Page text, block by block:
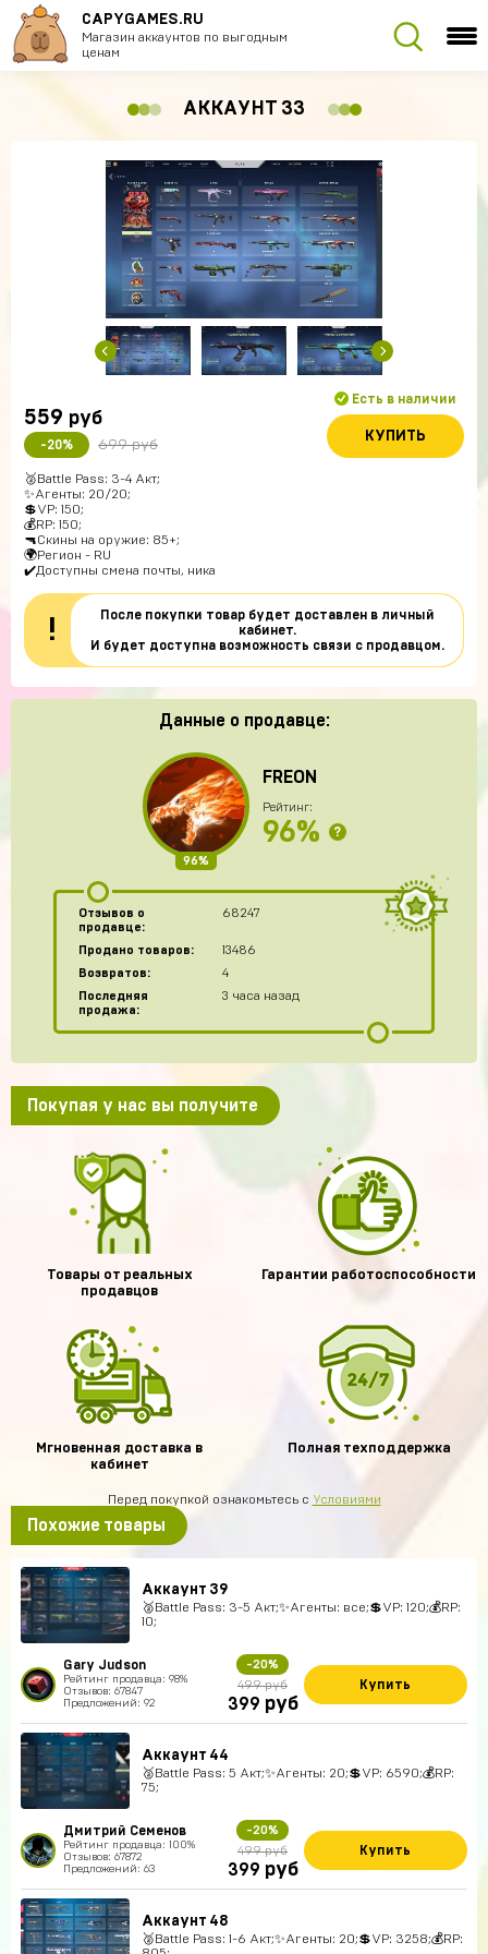
CAPYGAMES.RU
Магазин аккаунтов по выгодным
ценам
АККАУНТ 33
559 руб
-20% 699 руб
Есть в наличии
КУПИТЬ
🥈Battle Pass: 3-4 Акт;
✨Агенты: 20/20;
💲VP: 150;
💰RP: 150;
🔫Скины на оружие: 85+;
🌍Регион - RU
✔️Доступны смена почты, ника
!
После покупки товар будет доставлен в личный
кабинет.
И будет доступна возможность связи с продавцом.
Данные о продавце:
96%
FREON
Рейтинг:
96% ?
Отзывов о
продавце:
68247
Продано товаров:
13486
Возвратов:
4
Последняя
продажа:
3 часа назад
Покупая у нас вы получите
Товары от реальных
продавцов
Гарантии работоспособности
Мгновенная доставка в
кабинет
Полная техподдержка
Перед покупкой ознакомьтесь с Условиями
Похожие товары
Аккаунт 39
🥈Battle Pass: 3-5 Акт;✨Агенты: все;💲VP: 120;💰RP:
10;
Gary Judson
Рейтинг продавца: 98%
Отзывов: 67847
Предложений: 92
-20%
499 руб
399 руб
Купить
Аккаунт 44
🥈Battle Pass: 5 Акт;✨Агенты: 20;💲VP: 6590;💰RP:
75;
Дмитрий Семенов
Рейтинг продавца: 100%
Отзывов: 67872
Предложений: 63
-20%
499 руб
399 руб
Купить
Аккаунт 48
🥈Battle Pass: 1-6 Акт;✨Агенты: 20;💲VP: 3258;💰RP: